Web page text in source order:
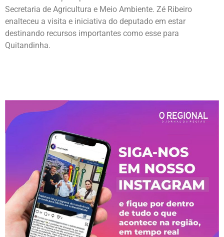
Secretaria de Agricultura e Meio Ambiente. Zé Ribeiro
enalteceu a visita e iniciativa do deputado em estar
destinando recursos importantes como esse para
Quitandinha.